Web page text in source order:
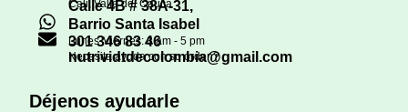
Cali, Valle del Cauca
Calle 4B # 38A-31,
Barrio Santa Isabel
Lunes-Viernes: 8 am - 5 pm
301 346 83 46
Necesita ayuda con su orden?
nutrividtdecolombia@gmail.com
Déjenos ayudarle